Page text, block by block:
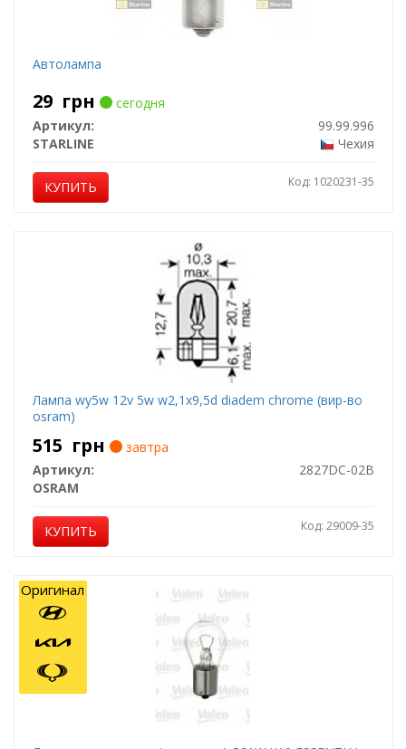
Автолампа
29 грн
сегодня
Артикул:
99.99.996
STARLINE
Чехия
КУПИТЬ Код: 1020231-35
Лампа wy5w 12v 5w w2,1x9,5d diadem chrome (вир-во
osram)
515 грн
завтра
Артикул:
2827DC-02B
OSRAM
КУПИТЬ Код: 29009-35
Оригинал